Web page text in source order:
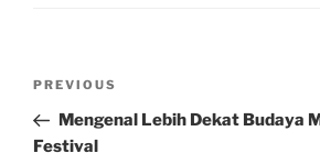
Previous
Post
PREVIOUS
Mengenal Lebih Dekat Budaya
Festival